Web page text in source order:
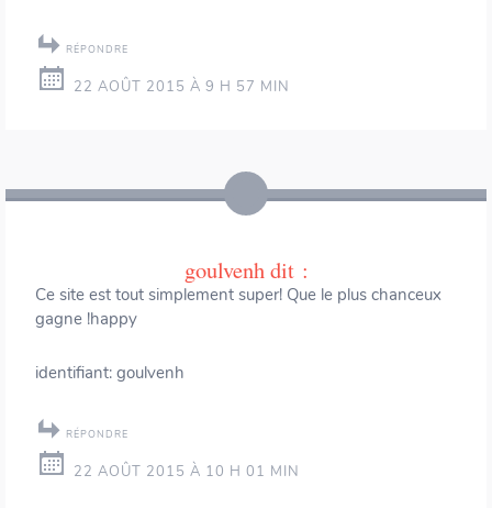
RÉPONDRE
22 AOÛT 2015 À 9 H 57 MIN
goulvenhdit :
Ce site est tout simplement super! Que le plus chanceux
gagne !happy
identifiant: goulvenh
RÉPONDRE
22 AOÛT 2015 À 10 H 01 MIN